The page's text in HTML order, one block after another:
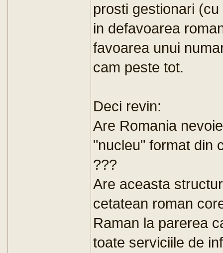
prosti gestionari
in defavoarea
favoarea unui
cam peste tot.
Deci revin:
Are Romania
"nucleu" format din
???
Are aceasta
cetatean roman
Raman la parerea
toate serviciile de